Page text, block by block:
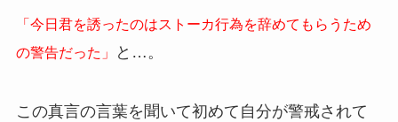
「今日君を誘ったのはストーカ行為を辞めてもらうため
の警告だった」
と…。
この真言の言葉を聞いて初めて自分が警戒されて